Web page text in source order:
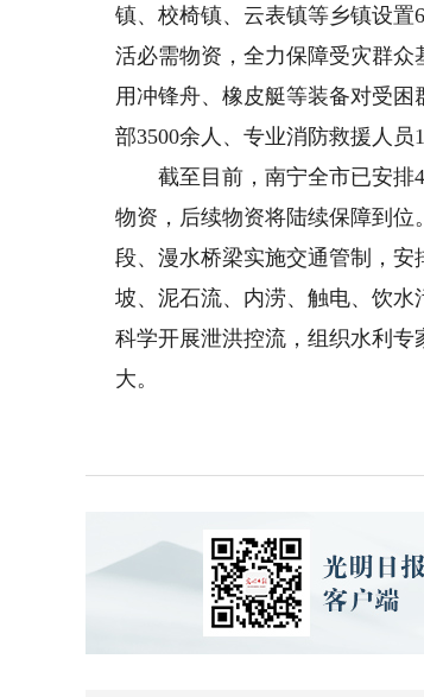
镇、校椅镇、云表镇等乡镇设
活必需物资，全力保障受灾群众
用冲锋舟、橡皮艇等装备对受
部3500余人、专业消防救援人员
截至目前，南宁全市已安排
物资，后续物资将陆续保障到
段、漫水桥梁实施交通管制，
坡、泥石流、内涝、触电、饮水
科学开展泄洪控流，组织水利
大。